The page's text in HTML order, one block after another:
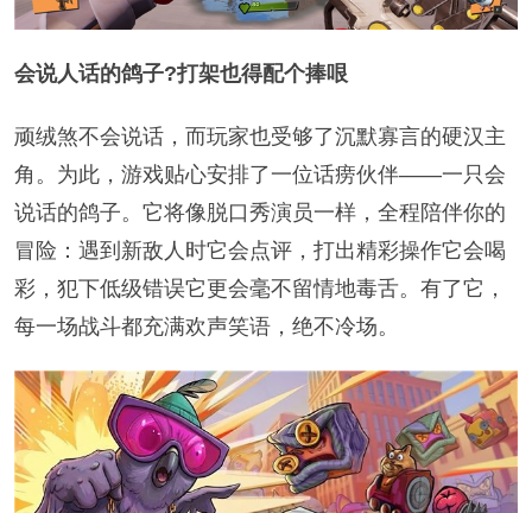
会说人话的鸽子?打架也得配个捧哏
顽绒煞不会说话，而玩家也受够了沉默寡言的硬汉主
角。为此，游戏贴心安排了一位话痨伙伴——一只会
说话的鸽子。它将像脱口秀演员一样，全程陪伴你的
冒险：遇到新敌人时它会点评，打出精彩操作它会喝
彩，犯下低级错误它更会毫不留情地毒舌。有了它，
每一场战斗都充满欢声笑语，绝不冷场。